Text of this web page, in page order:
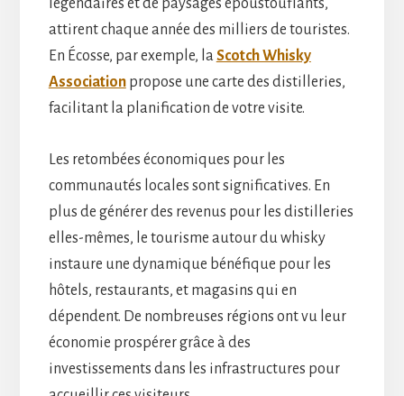
attirent chaque année des milliers de touristes.
En Écosse, par exemple, la Scotch Whisky
Associationpropose une carte des distilleries,
facilitant la planification de votre visite.
Les retombées économiques pour les
communautés locales sont significatives. En
plus de générer des revenus pour les distilleries
elles-mêmes, le tourisme autour du whisky
instaure une dynamique bénéfique pour les
hôtels, restaurants, et magasins qui en
dépendent. De nombreuses régions ont vu leur
économie prospérer grâce à des
investissements dans les infrastructures pour